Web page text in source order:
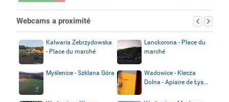
Webcams a proximité
Kalwaria Zebrzydowska
- Place du marché
Lanckorona - Place du
marché
Myślenice - Szklana Góra
Wadowice - Klecza
Dolna - Apiaire de Łys...